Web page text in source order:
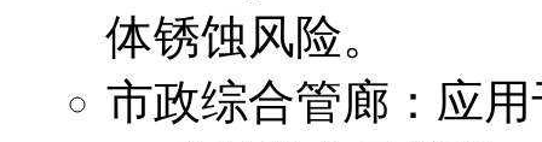
体锈蚀风险。
市政综合管廊：应